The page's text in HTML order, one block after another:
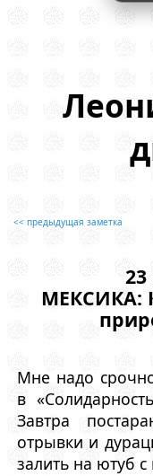
<< предыдущая заметка
23
МЕКСИКА:
Мне надо
в
Завтра
отрывки и
залить на ютуб